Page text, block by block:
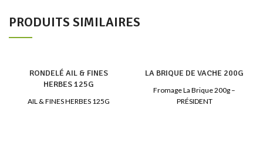
PRODUITS SIMILAIRES
RONDELÉ AIL & FINES
HERBES 125G
AIL & FINES HERBES 125G
LA BRIQUE DE VACHE 200G
Fromage La Brique 200g –
PRÉSIDENT